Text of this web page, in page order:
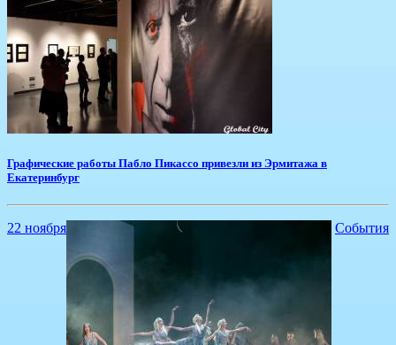
Графические работы Пабло Пикассо привезли из Эрмитажа в
Екатеринбург
22 ноября События